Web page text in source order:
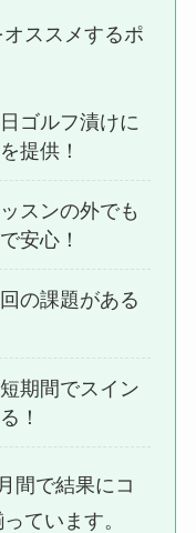
ススメするポ
ゴルフ漬けに
提供！
スンの外でも
安心！
の課題がある
期間でスイン
！
間で結果にコ
ています。